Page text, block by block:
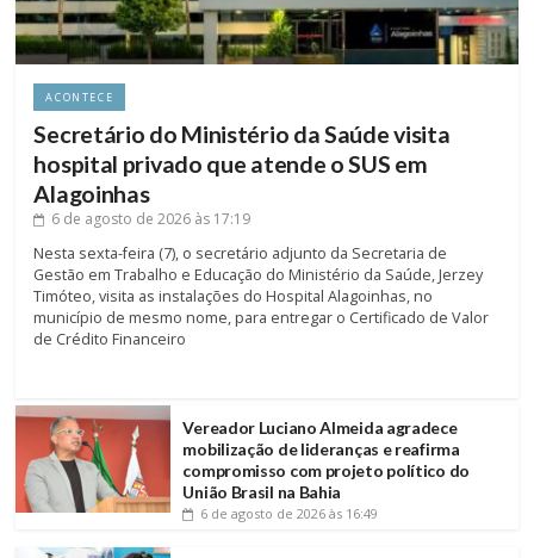
ACONTECE
Secretário do Ministério da Saúde visita
hospital privado que atende o SUS em
Alagoinhas
6 de agosto de 2026 às 17:19
Nesta sexta-feira (7), o secretário adjunto da Secretaria de
Gestão em Trabalho e Educação do Ministério da Saúde, Jerzey
Timóteo, visita as instalações do Hospital Alagoinhas, no
município de mesmo nome, para entregar o Certificado de Valor
de Crédito Financeiro
Vereador Luciano Almeida agradece
mobilização de lideranças e reafirma
compromisso com projeto político do
União Brasil na Bahia
6 de agosto de 2026 às 16:49